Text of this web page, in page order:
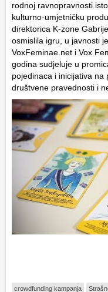
rodnoj ravnopravnosti
kulturno-umjetničku
direktorica K-zone
osmislila igru, u javnosti
VoxFeminae.net i Vox
godina sudjeluje u
pojedinaca i inicijativa na
društvene pravednosti i
crowdfunding kampanja